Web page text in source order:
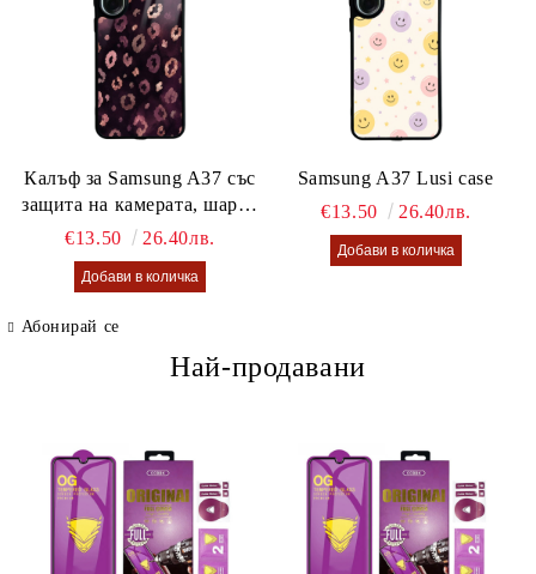
Калъф за Samsung A37 със
защита на камерата, шарен
калъф Lusi case
€13.50 26.40лв.
Samsung A37 Lusi case
€13.50
26.40лв.
Абонирай се
Най-продавани